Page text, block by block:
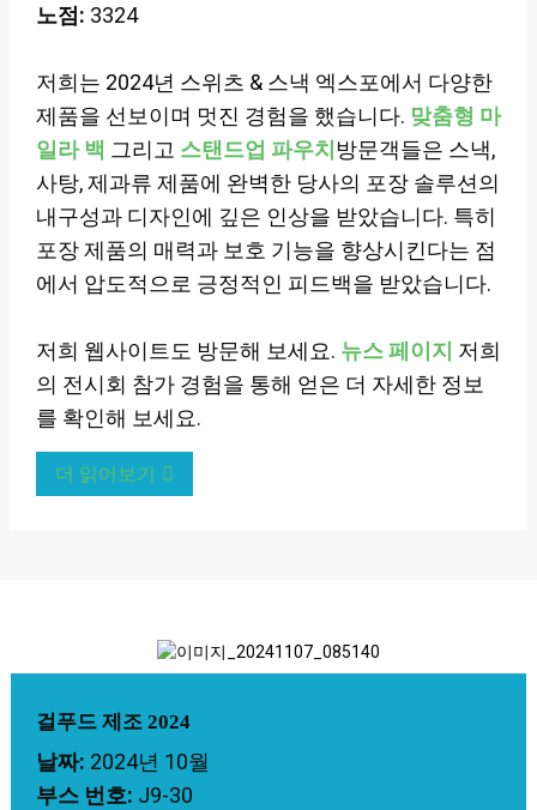
노점: 3324
저희는 2024년 스위츠 & 스낵 엑스포에서 다양한
제품을 선보이며 멋진 경험을 했습니다. 맞춤형 마
일라 백 그리고 스탠드업 파우치 방문객들은 스낵,
사탕, 제과류 제품에 완벽한 당사의 포장 솔루션의
내구성과 디자인에 깊은 인상을 받았습니다. 특히
포장 제품의 매력과 보호 기능을 향상시킨다는 점
에서 압도적으로 긍정적인 피드백을 받았습니다.
저희 웹사이트도 방문해 보세요. 뉴스 페이지 저희
의 전시회 참가 경험을 통해 얻은 더 자세한 정보
를 확인해 보세요.
더 읽어보기
걸푸드 제조 2024
날짜: 2024년 10월
부스 번호: J9-30